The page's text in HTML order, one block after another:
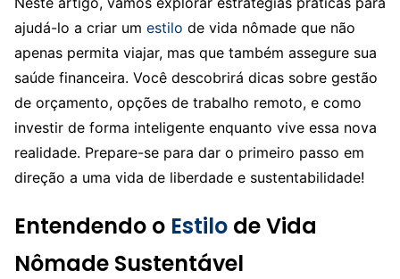
ajudá-lo a criar um estilo de vida nômade que não
apenas permita viajar, mas que também assegure sua
saúde financeira. Você descobrirá dicas sobre gestão
de orçamento, opções de trabalho remoto, e como
investir de forma inteligente enquanto vive essa nova
realidade. Prepare-se para dar o primeiro passo em
direção a uma vida de liberdade e sustentabilidade!
Entendendo o Estilo de Vida
Nômade Sustentável